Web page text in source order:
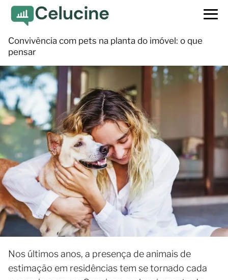
Convivência com pets na planta do imóvel: o que
pensar
Nos últimos anos, a presença de animais de
estimação em residências tem se tornado cada